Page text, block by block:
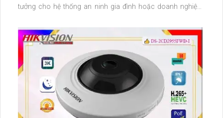
tưởng cho hệ thống an ninh gia đình hoặc doanh nghiệp.
vệ vùng đai, giúp phân biệt người và đối tượng khác nhau
một cách dễ dàng